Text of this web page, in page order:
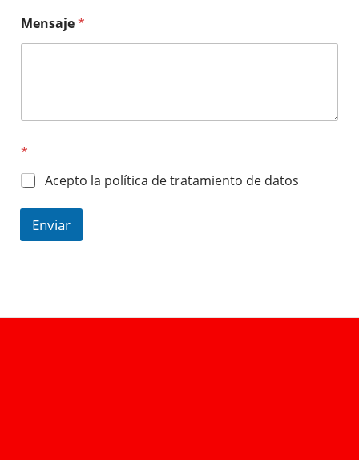
Mensaje*
*
Acepto la política de tratamiento de datos
Enviar